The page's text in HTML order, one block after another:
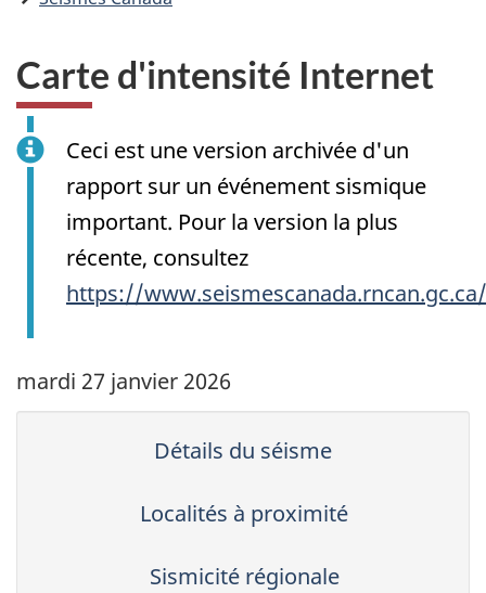
Carte d'intensité Internet
Ceci est une version archivée d'un
rapport sur un événement sismique
important. Pour la version la plus
récente, consultez
https://
mardi 27 janvier 2026
Détails du séisme
Localités à proximité
Sismicité régionale